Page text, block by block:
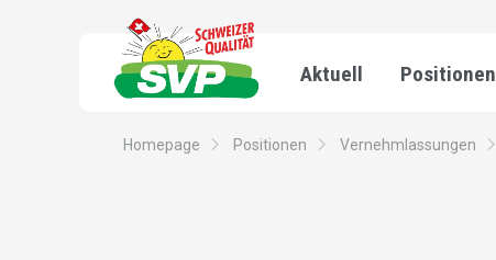
Aktuell Positionen
Homepage Positionen Vernehmlassungen